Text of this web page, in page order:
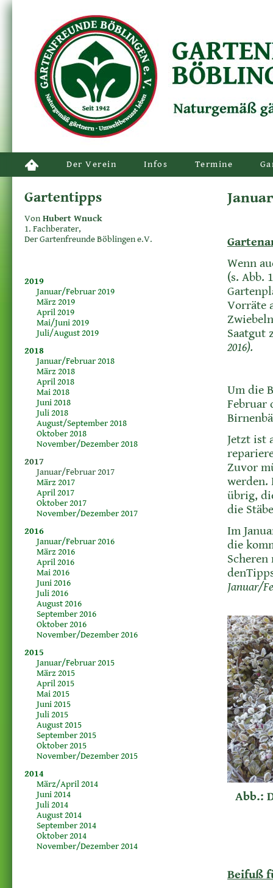
Der Verein Infos Termine
Wenn
(s. Abb.
Vorräte
Saatgut
2016).
Um die
Februar
Jetzt ist
Zuvor
werden.
übrig,
die
Im
die
Januar/
Abb.:
Beifuß
Gartentipps
Von Hubert Wnuck
1. Fachberater,
Der Gartenfreunde Böblingen e.V.
2019
Januar/Februar 2019
März 2019
April 2019
Mai/Juni 2019
Juli/August 2019
2018
Januar/Februar 2018
März 2018
April 2018
Mai 2018
Juni 2018
Juli 2018
August/September 2018
Oktober 2018
November/Dezember 2018
2017
Januar/Februar 2017
März 2017
April 2017
Oktober 2017
November/Dezember 2017
2016
Januar/Februar 2016
März 2016
April 2016
Mai 2016
Juni 2016
Juli 2016
August 2016
September 2016
Oktober 2016
November/Dezember 2016
2015
Januar/Februar 2015
März 2015
April 2015
Mai 2015
Juni 2015
Juli 2015
August 2015
September 2015
Oktober 2015
November/Dezember 2015
2014
März/April 2014
Juni 2014
Juli 2014
August 2014
September 2014
Oktober 2014
November/Dezember 2014